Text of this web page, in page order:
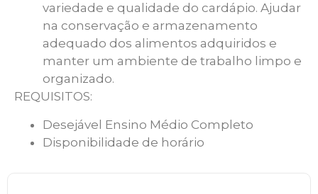
variedade e qualidade do cardápio. Ajudar
na conservação e armazenamento
adequado dos alimentos adquiridos e
manter um ambiente de trabalho limpo e
organizado.
REQUISITOS:
Desejável Ensino Médio Completo
Disponibilidade de horário